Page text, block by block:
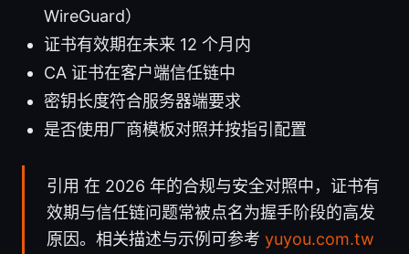
WireGuard）
证书有效期在未来 12 个月内
CA 证书在客户端信任链中
密钥长度符合服务器端要求
是否使用厂商模板对照并按指引配置
引用 在 2026 年的合规与安全对照中，证书有
效期与信任链问题常被点名为握手阶段的高发
原因。相关描述与示例可参考 yuyou.com.tw